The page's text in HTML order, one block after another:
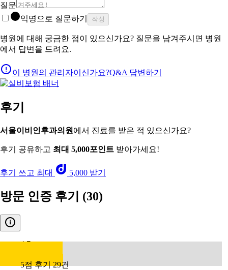
질문
익명으로 질문하기
작성
병원에 대해 궁금한 점이 있으신가요? 질문을 남겨주시면 병원
에서 답변을 드려요.
이 병원의 관리자이신가요?Q&A 답변하기
후기
서울이비인후과의원 에서 진료를 받은 적 있으신가요?
후기 공유하고 최대 5,000포인트 받아가세요!
후기 쓰고 최대 5,000 받기
방문 인증 후기 (30)
4.7
5점 후기 29건